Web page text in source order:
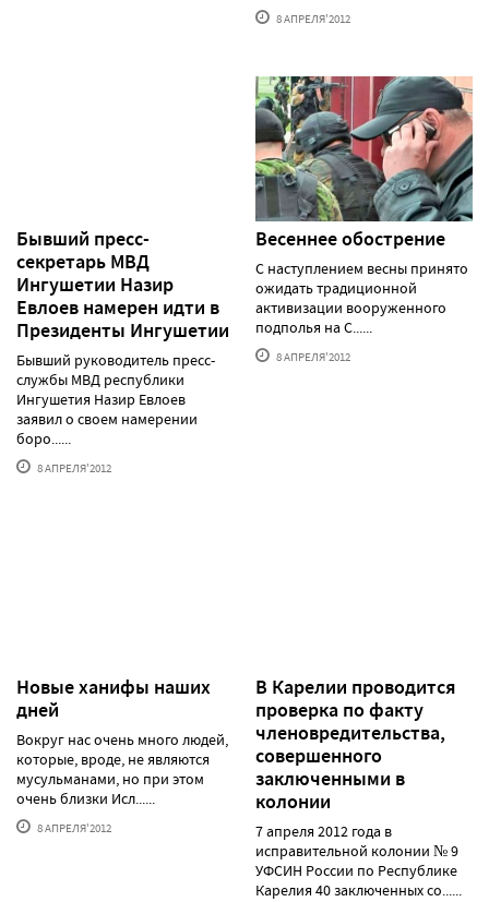
8 АПРЕЛЯ'2012
Бывший пресс-
секретарь МВД
Ингушетии Назир
Евлоев намерен идти в
Президенты Ингушетии
Бывший руководитель пресс-
службы МВД республики
Ингушетия Назир Евлоев
заявил о своем намерении
боро......
8 АПРЕЛЯ'2012
Весеннее обострение
С наступлением весны принято
ожидать традиционной
активизации вооруженного
подполья на С......
8 АПРЕЛЯ'2012
Новые ханифы наших
дней
Вокруг нас очень много людей,
которые, вроде, не являются
мусульманами, но при этом
очень близки Исл......
8 АПРЕЛЯ'2012
В Карелии проводится
проверка по факту
членовредительства,
совершенного
заключенными в
колонии
7 апреля 2012 года в
исправительной колонии № 9
УФСИН России по Республике
Карелия 40 заключенных со......